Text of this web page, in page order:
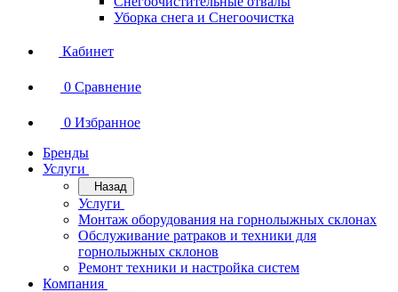
Уборка снега и Снегоочистка
Кабинет
0 Сравнение
0 Избранное
Бренды
Услуги
Назад
Услуги
Монтаж оборудования на горнолыжных склонах
Обслуживание ратраков и техники для
горнолыжных склонов
Ремонт техники и настройка систем
Компания